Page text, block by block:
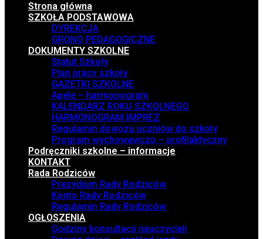
Strona główna
SZKOŁA PODSTAWOWA
DYREKCJA
GRONO PEDAGOGICZNE
DOKUMENTY SZKOLNE
Statut Szkoły
Plan pracy szkoły
GAZETKI SZKOLNE
Apele – harmonogram
KALENDARZ ROKU SZKOLNEGO
HARMONOGRAM IMPREZ
Regulamin dowozu uczniów do szkoły
Program wychowawczo – profilaktyczny
Podręczniki szkolne – informacje
KONTAKT
Rada Rodziców
Prezydium Rady Rodziców
Konto Rady Rodziców
Regulamin Rady Rodziców
OGŁOSZENIA
Godziny konsultacji nauczycieli